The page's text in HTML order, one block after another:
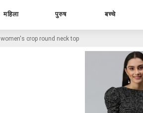
महिला पुरुष बच्चे
women's crop round neck top